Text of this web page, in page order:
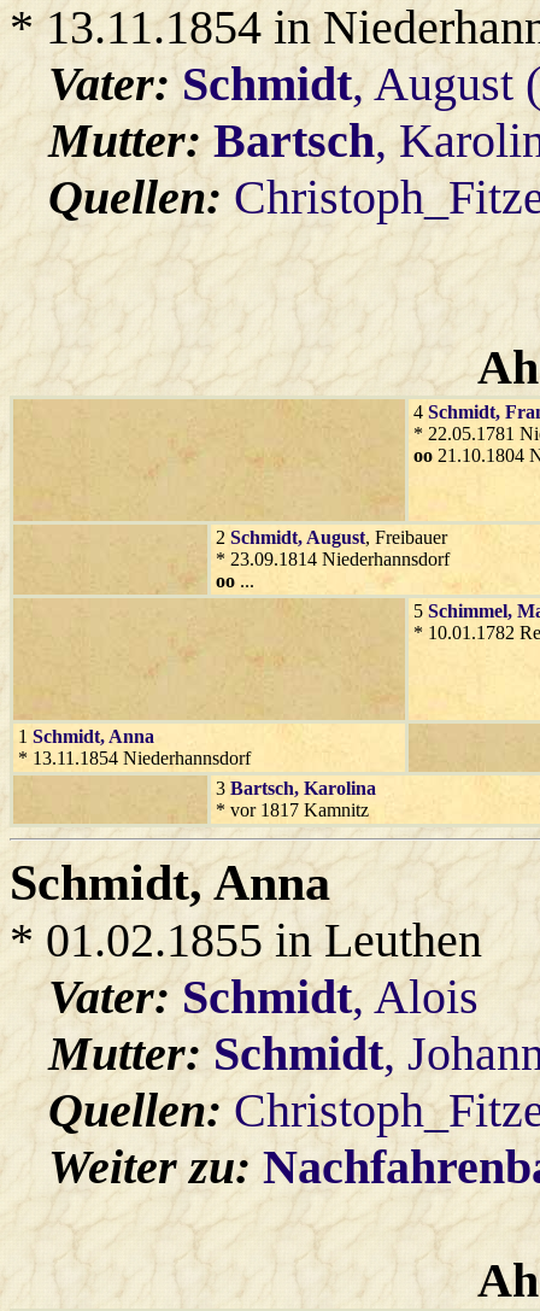
* 13.11.1854 in
Vater:Schmidt, August
Mutter:Bartsch,
Quellen:
4 Schmidt,
* 22.05.1781
oo 21.10.1804
2 Schmidt, August, Freibauer
* 23.09.1814 Niederhannsdorf
oo ...
5 Schimmel,
* 10.01.1782
1 Schmidt, Anna
* 13.11.1854 Niederhannsdorf
3 Bartsch, Karolina
* vor 1817 Kamnitz
Schmidt, Anna
* 01.02.1855 in Leuthen
Vater:Schmidt, Alois
Mutter:Schmidt,
Quellen:
Weiter zu: